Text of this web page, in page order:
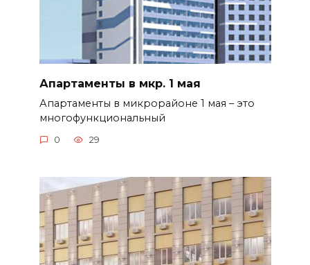
Апартаменты в мкр. 1 мая
Апартаменты в микрорайоне 1 мая – это
многофункциональный
0 29